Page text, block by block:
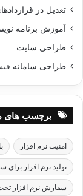
تعدیل در
آموزش برنامه
طراحی سایت
طراحی سامانه
برچسب های
امنیت نرم افزار
تولید نرم افزار برای
سفارش نرم افزار